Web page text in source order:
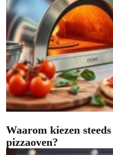
Waarom kiezen
pizzaoven?